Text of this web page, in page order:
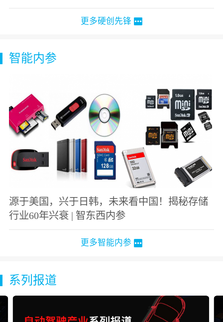
更多硬创先锋
智能内参
源于美国，兴于日韩，未来看中国！揭秘存储
行业60年兴衰 | 智东西内参
更多智能内参
系列报道